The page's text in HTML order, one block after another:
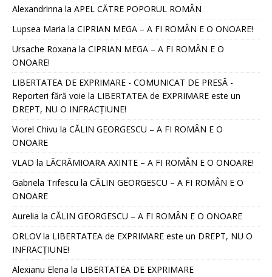
Alexandrinna la APEL CĂTRE POPORUL ROMÂN
Lupsea Maria la CIPRIAN MEGA – A FI ROMÂN E O ONOARE!
Ursache Roxana la CIPRIAN MEGA – A FI ROMÂN E O
ONOARE!
LIBERTATEA DE EXPRIMARE - COMUNICAT DE PRESĂ -
Reporteri fără voie la LIBERTATEA de EXPRIMARE este un
DREPT, NU O INFRACȚIUNE!
Viorel Chivu la CĂLIN GEORGESCU – A FI ROMÂN E O
ONOARE
VLAD la LĂCRĂMIOARA AXINTE – A FI ROMÂN E O ONOARE!
Gabriela Trifescu la CĂLIN GEORGESCU – A FI ROMÂN E O
ONOARE
Aurelia la CĂLIN GEORGESCU – A FI ROMÂN E O ONOARE
ORLOVla LIBERTATEA de EXPRIMARE este un DREPT, NU O
INFRACȚIUNE!
Alexianu Elena la LIBERTATEA DE EXPRIMARE